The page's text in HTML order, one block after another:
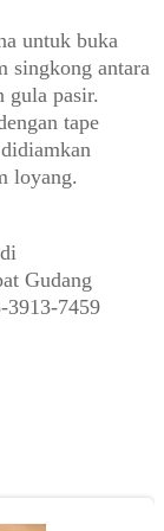
untuk buka
singkong antara
gula pasir.
tape
loyang.
Gudang
3913-7459